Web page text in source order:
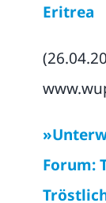
Eritrea
Forum: